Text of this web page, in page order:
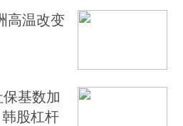
高温改变
基数加
股杠杆